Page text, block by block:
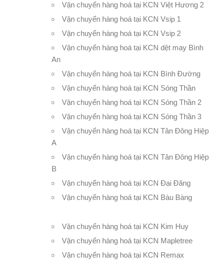
Vận chuyển hàng hoá tại KCN Việt Hương 2
Vận chuyển hàng hoá tại KCN Vsip 1
Vận chuyển hàng hoá tại KCN Vsip 2
Vận chuyển hàng hoá tại KCN dệt may Bình
An
Vận chuyển hàng hoá tại KCN Bình Đường
Vận chuyển hàng hoá tại KCN Sóng Thần
Vận chuyển hàng hoá tại KCN Sóng Thần 2
Vận chuyển hàng hoá tại KCN Sóng Thần 3
Vận chuyển hàng hoá tại KCN Tân Đông Hiệp
A
Vận chuyển hàng hoá tại KCN Tân Đông Hiệp
B
Vận chuyển hàng hoá tại KCN Đại Đăng
Vận chuyển hàng hoá tại KCN Bàu Bàng
Vận chuyển hàng hoá tại KCN Kim Huy
Vận chuyển hàng hoá tại KCN Mapletree
Vận chuyển hàng hoá tại KCN Remax